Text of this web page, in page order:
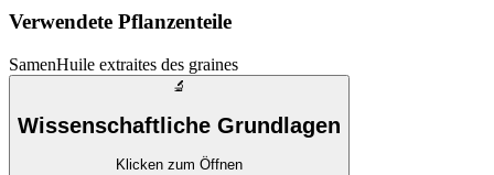
Verwendete Pflanzenteile
SamenHuile extraites des graines
🔬
Wissenschaftliche Grundlagen
Klicken zum Öffnen